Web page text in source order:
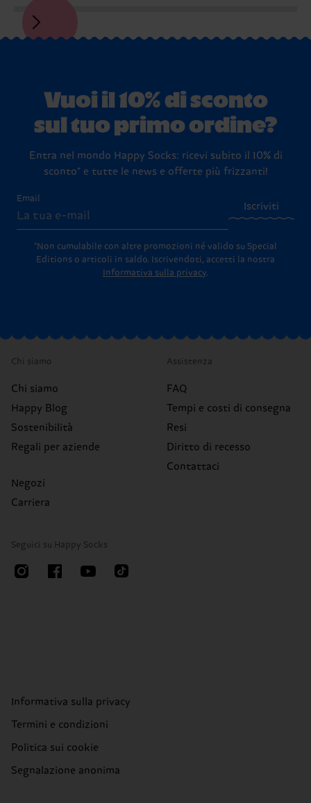
Vuoi il 10% di sconto
sul tuo primo ordine?
Entra nel mondo Happy Socks: ricevi subito il 10% di
sconto* e tutte le news e offerte più frizzanti!
Email
Iscriviti
*Non cumulabile con altre promozioni né valido su Special
Editions o articoli in saldo.
Iscrivendoti, accetti la nostra
Informativa sulla privacy.
Chi siamo
Chi siamo
Happy Blog
Sostenibilità
Regali per aziende
Negozi
Carriera
Assistenza
FAQ
Tempi e costi di consegna
Resi
Diritto di recesso
Contattaci
Seguici su Happy Socks
Informativa sulla privacy
Termini e condizioni
Politica sui cookie
Segnalazione anonima